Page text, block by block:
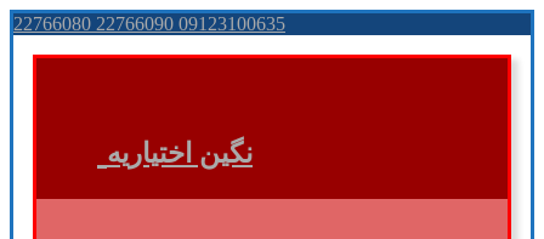
22766080 22766090 09123100635
نگین اختیاریه